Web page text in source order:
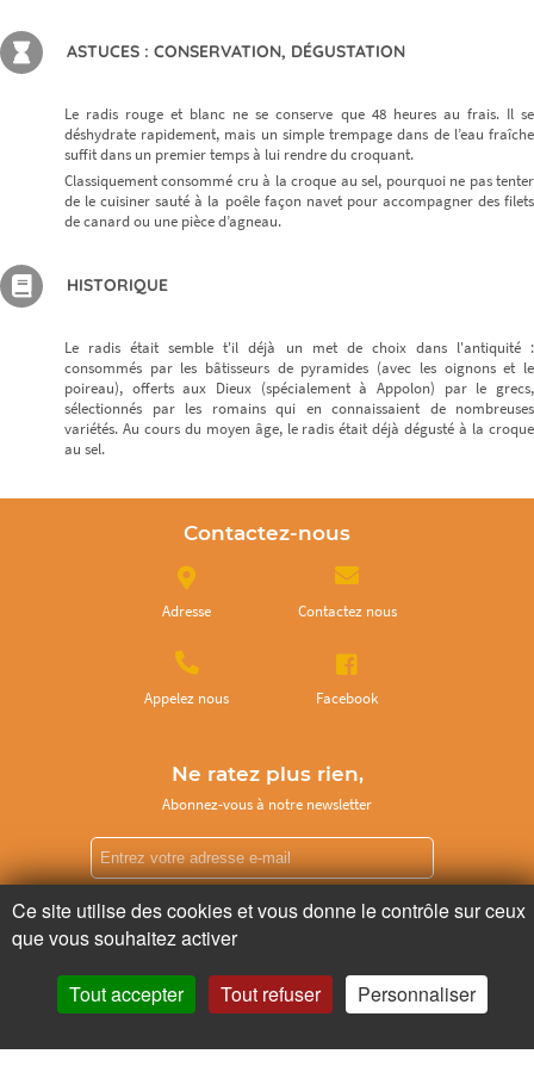
ASTUCES : CONSERVATION, DÉGUSTATION
Le radis rouge et blanc ne se conserve que 48 heures au frais. Il se
déshydrate rapidement, mais un simple trempage dans de l’eau fraîche
suffit dans un premier temps à lui rendre du croquant.
Classiquement consommé cru à la croque au sel, pourquoi ne pas tenter
de le cuisiner sauté à la poêle façon navet pour accompagner des filets
de canard ou une pièce d’agneau.
HISTORIQUE
Le radis était semble t'il déjà un met de choix dans l'antiquité :
consommés par les bâtisseurs de pyramides (avec les oignons et le
poireau), offerts aux Dieux (spécialement à Appolon) par le grecs,
sélectionnés par les romains qui en connaissaient de nombreuses
variétés. Au cours du moyen âge, le radis était déjà dégusté à la croque
au sel.
Contactez-nous
Adresse Contactez nous
Appelez nous Facebook
Ne ratez plus rien,
Abonnez-vous à notre newsletter
Je m’inscris
Pour votre santé, mangez au moins cinq fruits et légumes par jour.
Ce site utilise des cookies et vous donne le contrôle sur ceux
que vous souhaitez activer
Tout accepter Tout refuser Personnaliser